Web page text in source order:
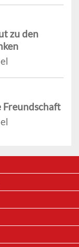
zu den